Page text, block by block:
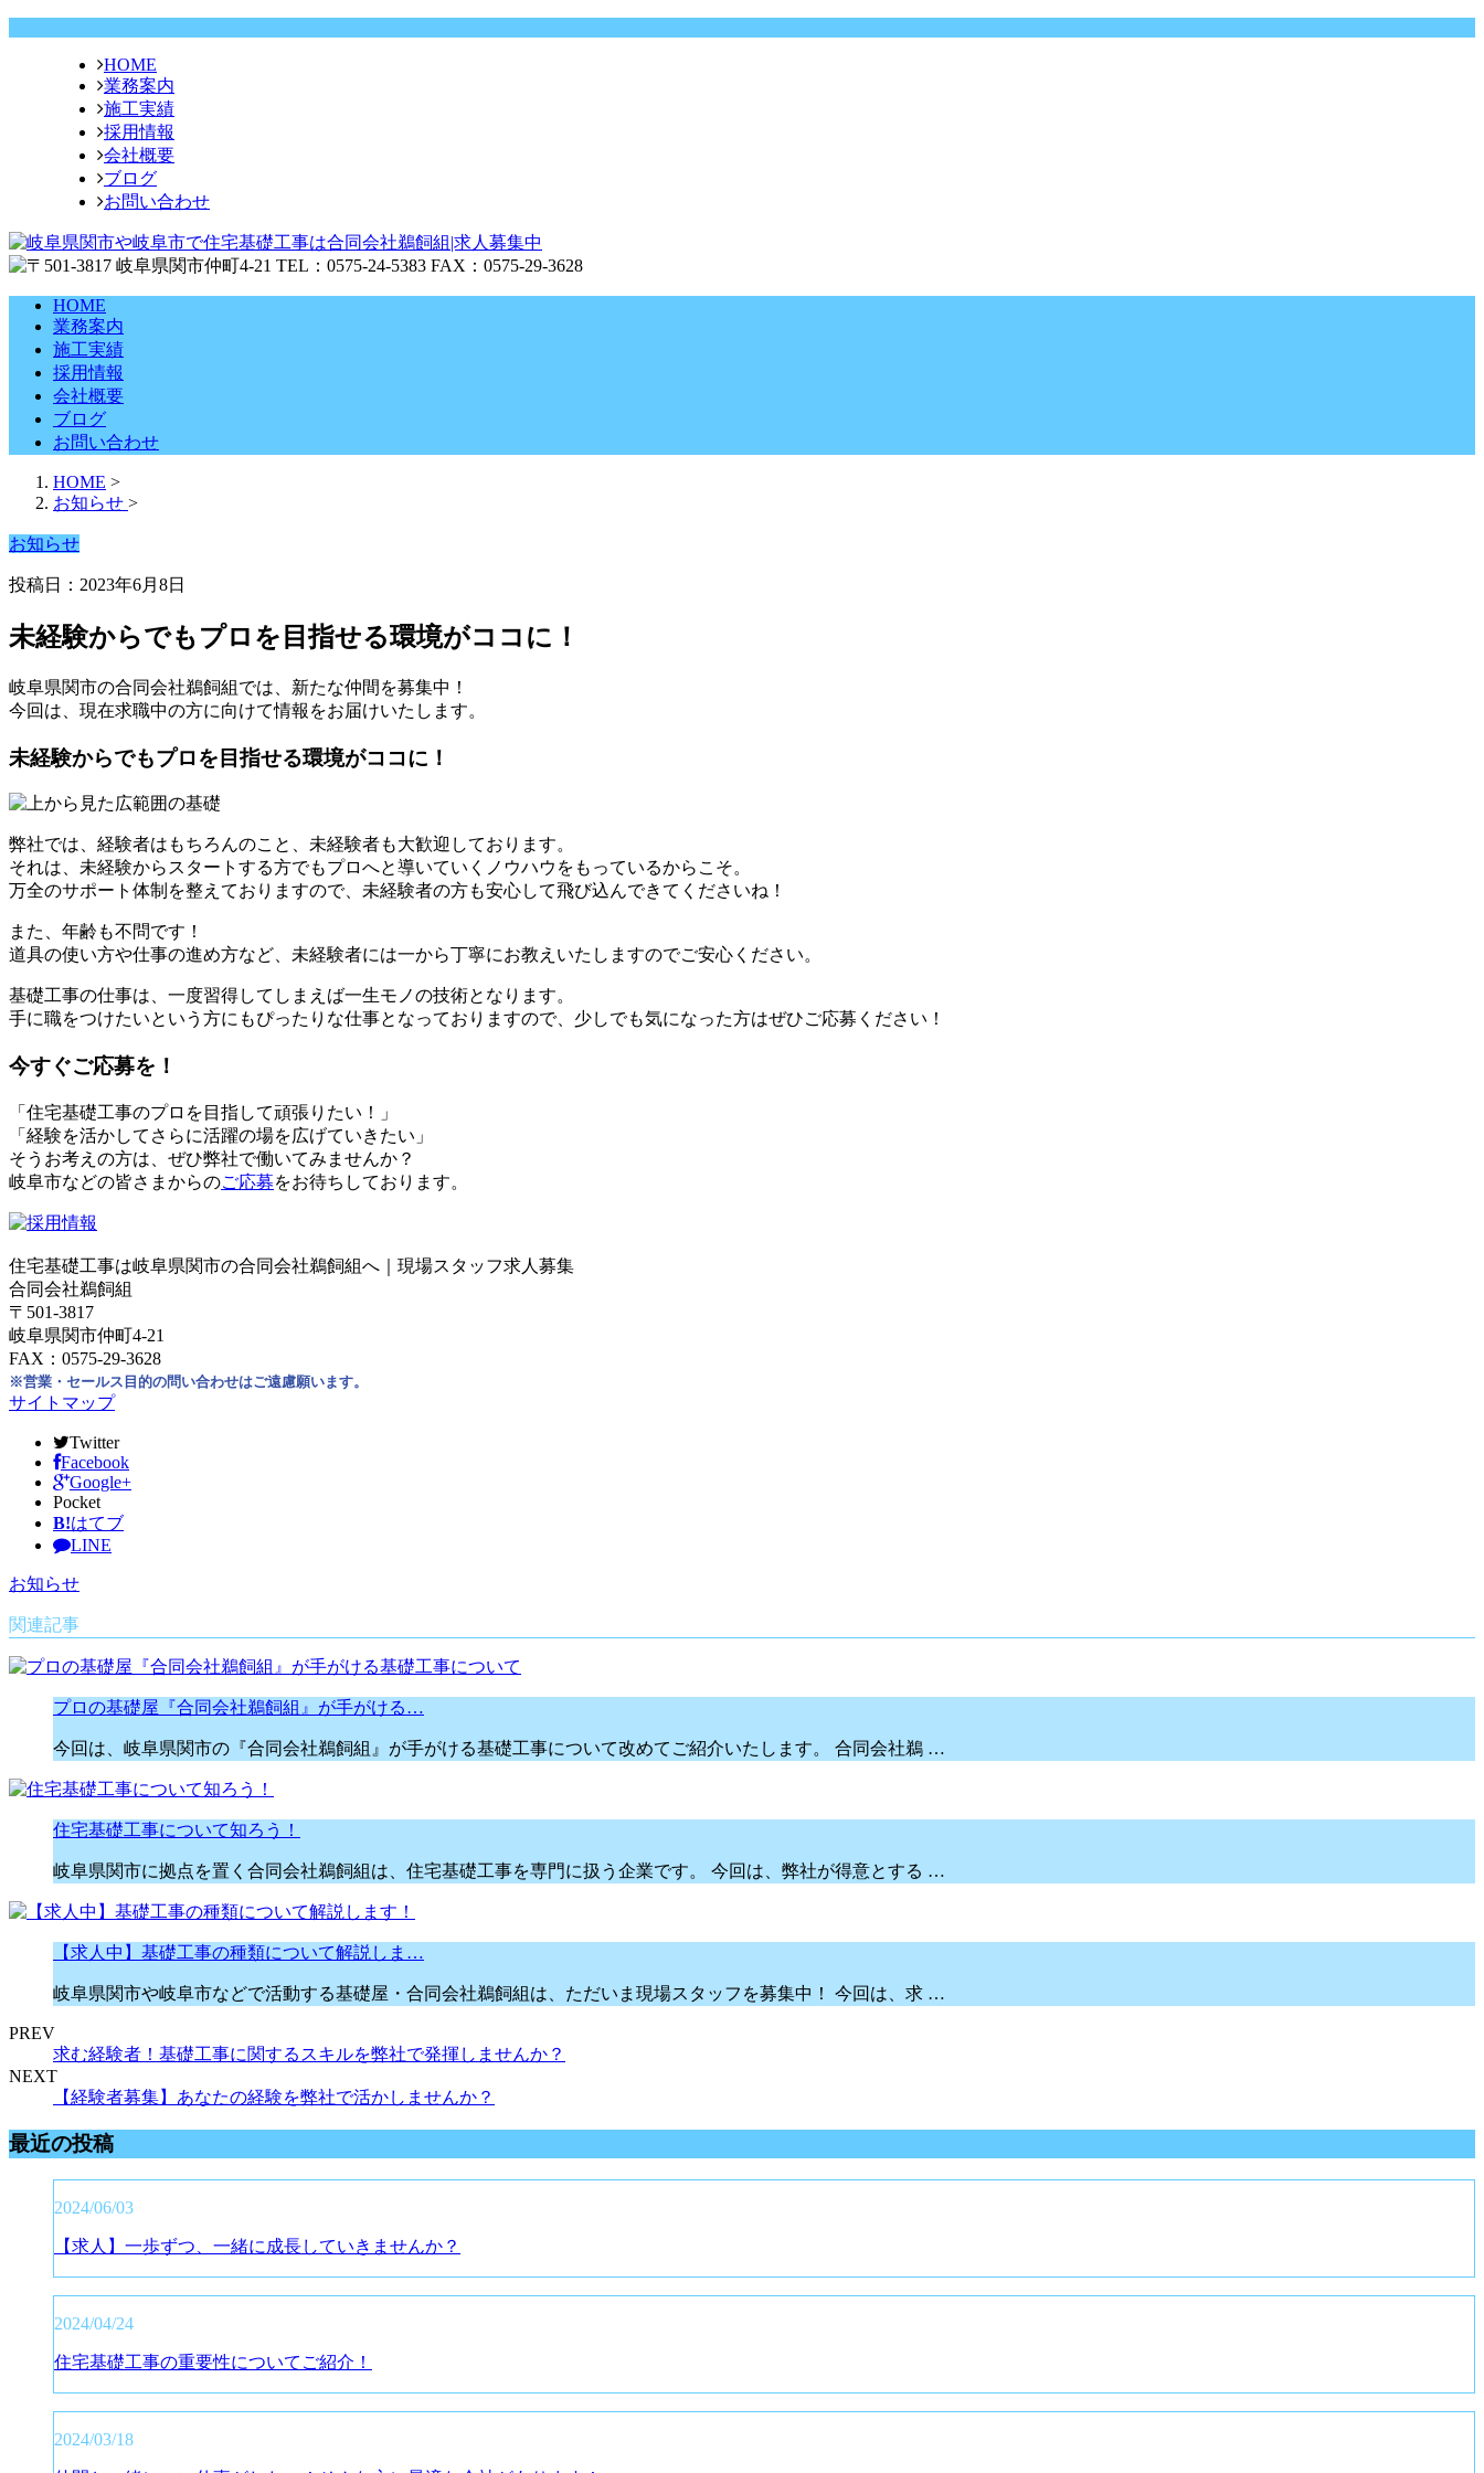
HOME
業務案内
施工実績
採用情報
会社概要
ブログ
お問い合わせ
HOME
業務案内
施工実績
採用情報
会社概要
ブログ
お問い合わせ
HOME >
お知らせ >
お知らせ
投稿日：2023年6月8日
未経験からでもプロを目指せる環境がココに！
岐阜県関市の合同会社鵜飼組では、新たな仲間を募集中！
今回は、現在求職中の方に向けて情報をお届けいたします。
未経験からでもプロを目指せる環境がココに！
弊社では、経験者はもちろんのこと、未経験者も大歓迎しております。
それは、未経験からスタートする方でもプロへと導いていくノウハウをもっているからこそ。
万全のサポート体制を整えておりますので、未経験者の方も安心して飛び込んできてくださいね！
また、年齢も不問です！
道具の使い方や仕事の進め方など、未経験者には一から丁寧にお教えいたしますのでご安心ください。
基礎工事の仕事は、一度習得してしまえば一生モノの技術となります。
手に職をつけたいという方にもぴったりな仕事となっておりますので、少しでも気になった方はぜひご応募ください！
今すぐご応募を！
「住宅基礎工事のプロを目指して頑張りたい！」
「経験を活かしてさらに活躍の場を広げていきたい」
そうお考えの方は、ぜひ弊社で働いてみませんか？
岐阜市などの皆さまからのご応募をお待ちしております。
住宅基礎工事は岐阜県関市の合同会社鵜飼組へ｜現場スタッフ求人募集
合同会社鵜飼組
〒501-3817
岐阜県関市仲町4-21
FAX：0575-29-3628
※営業・セールス目的の問い合わせはご遠慮願います。
サイトマップ
Twitter
Facebook
Google+
Pocket
B!はてブ
LINE
お知らせ
関連記事
プロの基礎屋『合同会社鵜飼組』が手がける…
今回は、岐阜県関市の『合同会社鵜飼組』が手がける基礎工事について改めてご紹介いたします。 合同会社鵜 …
住宅基礎工事について知ろう！
岐阜県関市に拠点を置く合同会社鵜飼組は、住宅基礎工事を専門に扱う企業です。 今回は、弊社が得意とする …
【求人中】基礎工事の種類について解説しま…
岐阜県関市や岐阜市などで活動する基礎屋・合同会社鵜飼組は、ただいま現場スタッフを募集中！ 今回は、求 …
PREV
求む経験者！基礎工事に関するスキルを弊社で発揮しませんか？
NEXT
【経験者募集】あなたの経験を弊社で活かしませんか？
最近の投稿
2024/06/03
【求人】一歩ずつ、一緒に成長していきませんか？
2024/04/24
住宅基礎工事の重要性についてご紹介！
2024/03/18